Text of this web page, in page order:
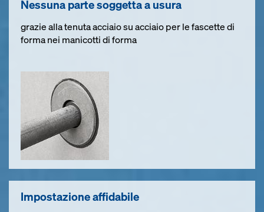
Nessuna parte soggetta a usura
grazie alla tenuta acciaio su acciaio per le fascette di
forma nei manicotti di forma
Impostazione affidabile